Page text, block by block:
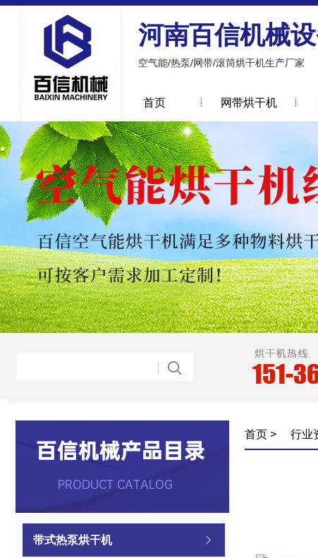
河南百信机械
空气能/热泵/网带/滚筒烘干机生产厂家
首页 网带烘干机
带式热泵烘干机
首页 > 行业